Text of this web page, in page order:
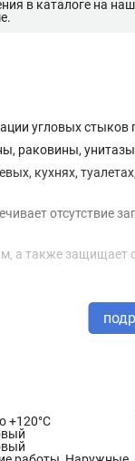
в каталоге на
угловых
раковины,
кухнях,
отсутствие
а также защищает
щелочей и кислот
Spectrum
+120°С